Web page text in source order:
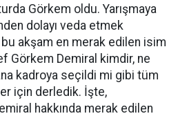
Görkem oldu. Yarışmaya
dolayı veda etmek
akşam en merak edilen isim
Görkem Demiral kimdir, ne
kadroya seçildi mi gibi tüm
için derledik. İşte,
hakkında merak edilen